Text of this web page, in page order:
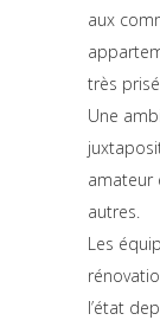
aux
très
Une
amateur
autres.
Les
l’état